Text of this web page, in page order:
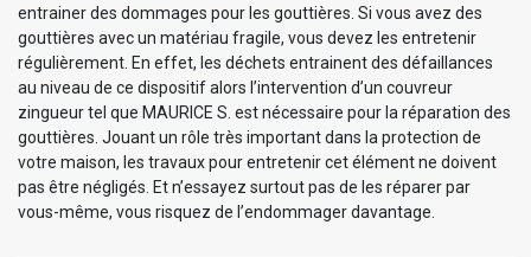
entrainer des dommages pour les gouttières. Si vous avez des
gouttières avec un matériau fragile, vous devez les entretenir
régulièrement. En effet, les déchets entrainent des défaillances
au niveau de ce dispositif alors l’intervention d’un couvreur
zingueur tel que MAURICE S. est nécessaire pour la réparation des
gouttières. Jouant un rôle très important dans la protection de
votre maison, les travaux pour entretenir cet élément ne doivent
pas être négligés. Et n’essayez surtout pas de les réparer par
vous-même, vous risquez de l’endommager davantage.